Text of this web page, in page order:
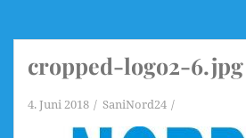
cropped-logo2-6.jpg
4. Juni 2018 SaniNord24